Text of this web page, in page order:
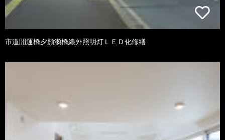
市道開運橋夕顔瀬橋線外照明灯ＬＥＤ化修繕